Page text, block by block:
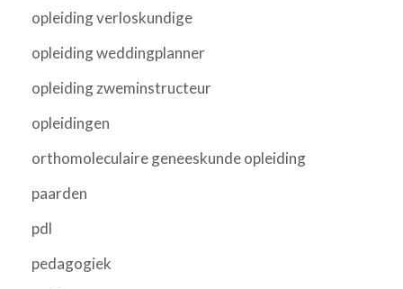
opleiding verloskundige
opleiding weddingplanner
opleiding zweminstructeur
opleidingen
orthomoleculaire geneeskunde opleiding
paarden
pdl
pedagogiek